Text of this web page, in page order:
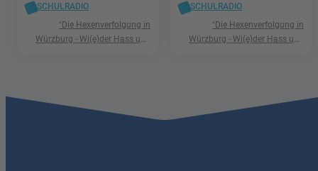
SCHULRADIO
"Die Hexenverfolgung in
Würzburg - Wi(e)der Hass und
SCHULRADIO
"Die Hexenverfolgung in
Würzburg - Wi(e)der Hass und